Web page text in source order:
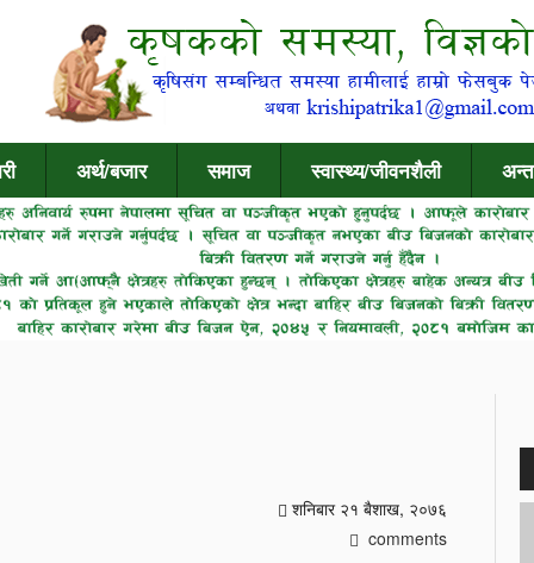
अर्थ/बजार समाज स्वास्थ्य/जीवनशैली
शनिबार २१ बैशाख, २०७६
comments